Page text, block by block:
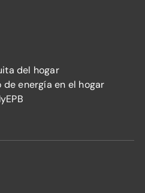
del hogar
energía en el hogar